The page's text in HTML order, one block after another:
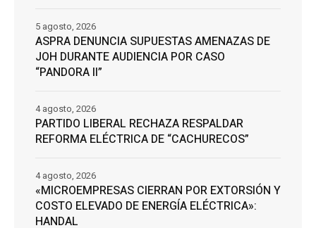
ASPRA DENUNCIA SUPUESTAS AMENAZAS DE
JOH DURANTE AUDIENCIA POR CASO
“PANDORA II”
5 agosto, 2026
PARTIDO LIBERAL RECHAZA RESPALDAR
REFORMA ELÉCTRICA DE “CACHURECOS”
4 agosto, 2026
«MICROEMPRESAS CIERRAN POR EXTORSIÓN Y
COSTO ELEVADO DE ENERGÍA ELÉCTRICA»:
HANDAL
4 agosto, 2026